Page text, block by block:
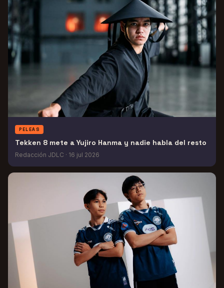
PELEAS
Tekken 8 mete a Yujiro Hanma y nadie habla del resto
Redacción JDLC · 16 jul 2026